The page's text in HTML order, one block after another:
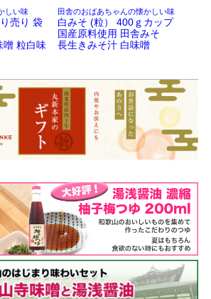
しい味
売り 袋
噌 粒白味
田舎のおばあちゃんの懐かしい味
白みそ (粒） 400ｇカップ
国産原料使用 田舎みそ
長生きみそ汁 白味噌